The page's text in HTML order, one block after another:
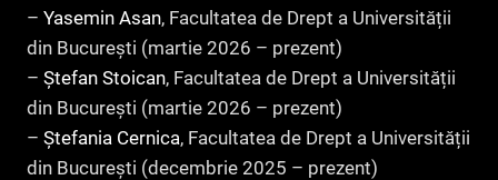
– Yasemin Asan, Facultatea de Drept a Universității
din București (martie 2026 – prezent)
– Ștefan Stoican, Facultatea de Drept a Universității
din București (martie 2026 – prezent)
– Ștefania Cernica, Facultatea de Drept a Universității
din București (decembrie 2025 – prezent)